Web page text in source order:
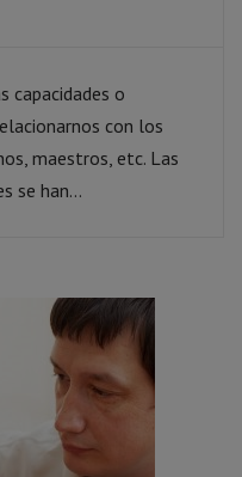
capacidades o
con los
maestros, etc. Las
se han...